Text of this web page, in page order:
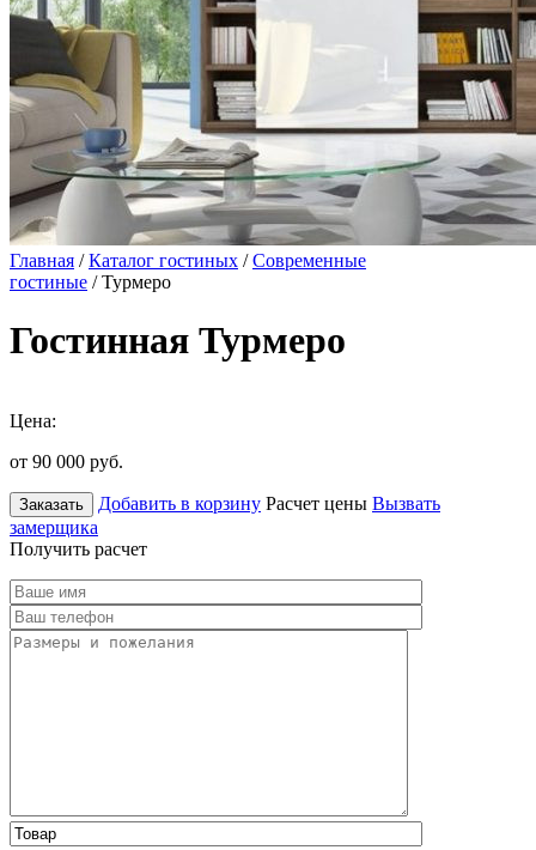
Главная /Каталог гостиных /Современные
гостиные / Турмеро
Гостинная Турмеро
Цена:
от 90 000 руб.
Заказать Добавить в корзину Расчет цены Вызвать
замерщика
Получить расчет